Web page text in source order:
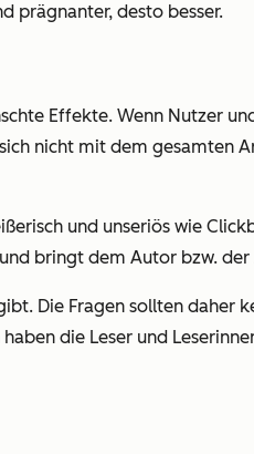
prägnanter, desto besser.
Effekte. Wenn Nutzer
nicht mit dem gesamten
und unseriös wie
bringt dem Autor bzw.
Die Fragen sollten daher
die Leser und